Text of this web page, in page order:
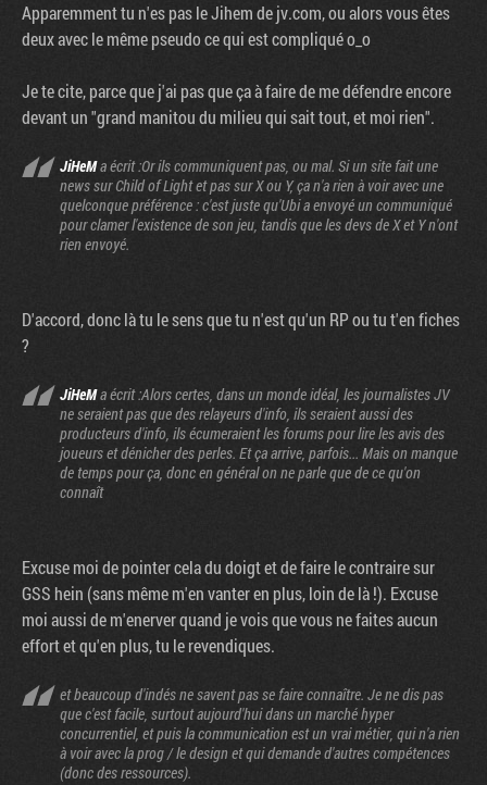
Apparemment tu n'es pas le Jihem de jv.com, ou alors vous êtes
deux avec le même pseudo ce qui est compliqué o_o
Je te cite, parce que j'ai pas que ça à faire de me défendre encore
devant un "grand manitou du milieu qui sait tout, et moi rien".
JiHeMa écrit :Or ils communiquent pas, ou mal. Si un site fait une
news sur Child of Light et pas sur X ou Y, ça n'a rien à voir avec une
quelconque préférence : c'est juste qu'Ubi a envoyé un communiqué
pour clamer l'existence de son jeu, tandis que les devs de X et Y n'ont
rien envoyé.
D'accord, donc là tu le sens que tu n'est qu'un RP ou tu t'en fiches
?
JiHeMa écrit :Alors certes, dans un monde idéal, les journalistes JV
ne seraient pas que des relayeurs d'info, ils seraient aussi des
producteurs d'info, ils écumeraient les forums pour lire les avis des
joueurs et dénicher des perles. Et ça arrive, parfois... Mais on manque
de temps pour ça, donc en général on ne parle que de ce qu'on
connaît
Excuse moi de pointer cela du doigt et de faire le contraire sur
GSS hein (sans même m'en vanter en plus, loin de là !). Excuse
moi aussi de m'enerver quand je vois que vous ne faites aucun
effort et qu'en plus, tu le revendiques.
et beaucoup d'indés ne savent pas se faire connaître. Je ne dis pas
que c'est facile, surtout aujourd'hui dans un marché hyper
concurrentiel, et puis la communication est un vrai métier, qui n'a rien
à voir avec la prog / le design et qui demande d'autres compétences
(donc des ressources).